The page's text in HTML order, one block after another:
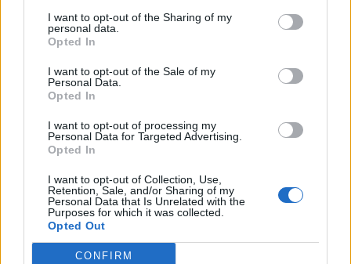
I want to opt-out of the Sharing of my
personal data.
Opted In
I want to opt-out of the Sale of my
Personal Data.
Opted In
I want to opt-out of processing my
Personal Data for Targeted Advertising.
Opted In
I want to opt-out of Collection, Use,
Retention, Sale, and/or Sharing of my
Personal Data that Is Unrelated with the
Purposes for which it was collected.
Opted Out
CONFIRM
του φαινομένου τηςπαράνομης οπλοκατοχής
κ. Φλωρίδης είπε «αυστηροποιούμε το πλαίσιο
ανασταλεί και η έφεση δεν έχει ανασταλτικό
χαρακτήρα. Παράλληλα η κατοχή πιστολιών
εξομοιώνεται με καλάσνικοφ και γίνεται
κακούργημα. Αυτό σημαίνει ότι αν σε πιάσουν να
σου δίνουμε ως ευκαιρία; Αν το δώσεις πριν
ασκηθεί δίωξη μπορεί να τη γλυτώσεις»